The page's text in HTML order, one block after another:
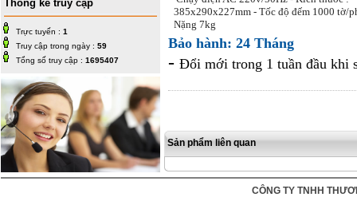
Thống kê truy cập
Trực tuyến : 1
Truy cập trong ngày : 59
Tổng số truy cập : 1695407
385x290x227mm - Tốc độ đếm 1000 tờ/
Nặng 7kg
Bảo hành: 24 Tháng
- Đổi mới trong 1 tuần đầu khi
Sản phẩm liên quan
CÔNG TY TNHH